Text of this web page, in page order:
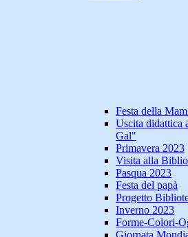
Festa della
Uscita didattica
Gal"
Primavera 2023
Visita alla
Pasqua 2023
Festa del papà
Progetto
Inverno 2023
Forme-Colori-